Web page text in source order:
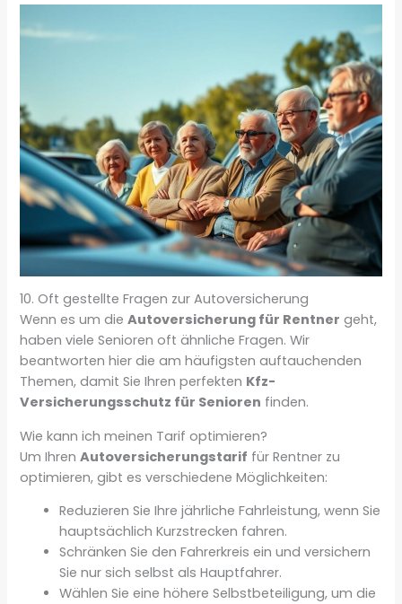
10. Oft gestellte Fragen zur Autoversicherung
Wenn es um dieAutoversicherung für Rentner geht,
haben viele Senioren oft ähnliche Fragen. Wir
beantworten hier die am häufigsten auftauchenden
Themen, damit Sie Ihren perfekten Kfz-
Versicherungsschutz für Senioren finden.
Wie kann ich meinen Tarif optimieren?
Um IhrenAutoversicherungstarif für Rentner zu
optimieren, gibt es verschiedene Möglichkeiten:
Reduzieren Sie Ihre jährliche Fahrleistung, wenn Sie
hauptsächlich Kurzstrecken fahren.
Schränken Sie den Fahrerkreis ein und versichern
Sie nur sich selbst als Hauptfahrer.
Wählen Sie eine höhere Selbstbeteiligung, um die